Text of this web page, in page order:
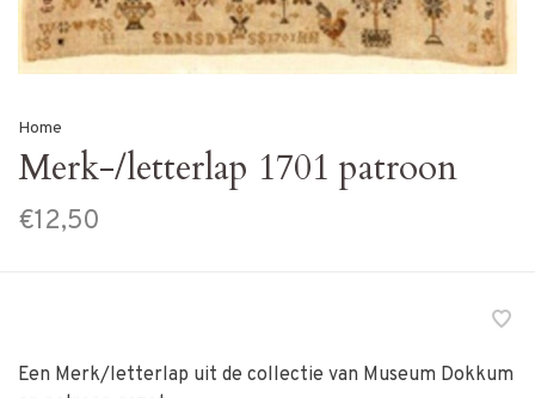
Home
Merk-/letterlap 1701 patroon
€12,50
Een Merk/letterlap uit de collectie van Museum Dokkum